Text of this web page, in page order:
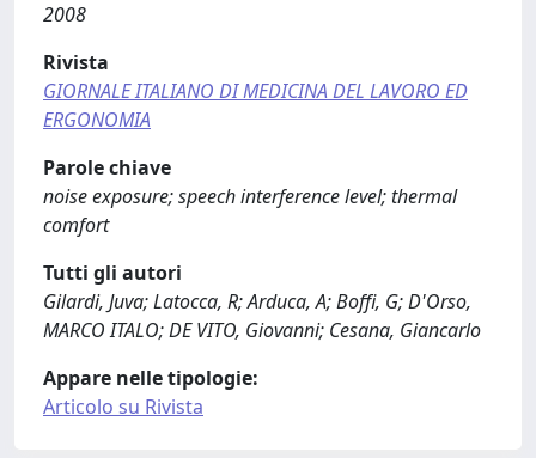
2008
Rivista
GIORNALE ITALIANO DI MEDICINA DEL LAVORO ED
ERGONOMIA
Parole chiave
noise exposure; speech interference level; thermal
comfort
Tutti gli autori
Gilardi, Juva; Latocca, R; Arduca, A; Boffi, G; D'Orso,
MARCO ITALO; DE VITO, Giovanni; Cesana, Giancarlo
Appare nelle tipologie:
Articolo su Rivista